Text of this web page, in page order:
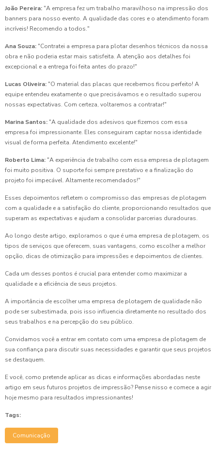
João Pereira: "A empresa fez um trabalho maravilhoso na impressão dos
banners para nosso evento. A qualidade das cores e o atendimento foram
incríveis! Recomendo a todos."
Ana Souza: "Contratei a empresa para plotar desenhos técnicos da nossa
obra e não poderia estar mais satisfeita. A atenção aos detalhes foi
excepcional e a entrega foi feita antes do prazo!"
Lucas Oliveira: "O material das placas que recebemos ficou perfeito! A
equipe entendeu exatamente o que precisávamos e o resultado superou
nossas expectativas. Com certeza, voltaremos a contratar!"
Marina Santos: "A qualidade dos adesivos que fizemos com essa
empresa foi impressionante. Eles conseguiram captar nossa identidade
visual de forma perfeita. Atendimento excelente!"
Roberto Lima: "A experiência de trabalho com essa empresa de plotagem
foi muito positiva. O suporte foi sempre prestativo e a finalização do
projeto foi impecável. Altamente recomendados!"
Esses depoimentos refletem o compromisso das empresas de plotagem
com a qualidade e a satisfação do cliente, proporcionando resultados que
superam as expectativas e ajudam a consolidar parcerias duradouras.
Ao longo deste artigo, exploramos o que é uma empresa de plotagem, os
tipos de serviços que oferecem, suas vantagens, como escolher a melhor
opção, dicas de otimização para impressões e depoimentos de clientes.
Cada um desses pontos é crucial para entender como maximizar a
qualidade e a eficiência de seus projetos.
A importância de escolher uma empresa de plotagem de qualidade não
pode ser subestimada, pois isso influencia diretamente no resultado dos
seus trabalhos e na percepção do seu público.
Convidamos você a entrar em contato com uma empresa de plotagem de
sua confiança para discutir suas necessidades e garantir que seus projetos
se destaquem.
E você, como pretende aplicar as dicas e informações abordadas neste
artigo em seus futuros projetos de impressão? Pense nisso e comece a agir
hoje mesmo para resultados impressionantes!
Tags:
Comunicação